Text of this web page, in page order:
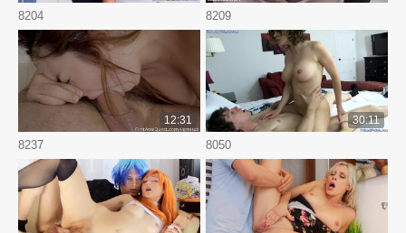
8204 8209
8237
12:31
8050
30:11